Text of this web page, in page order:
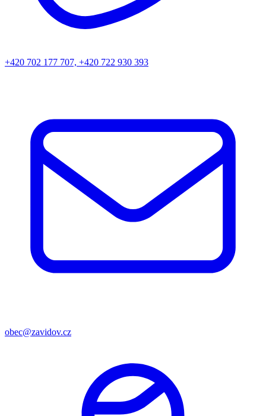
+420 702 177 707, +420 722 930 393
obec@zavidov.cz